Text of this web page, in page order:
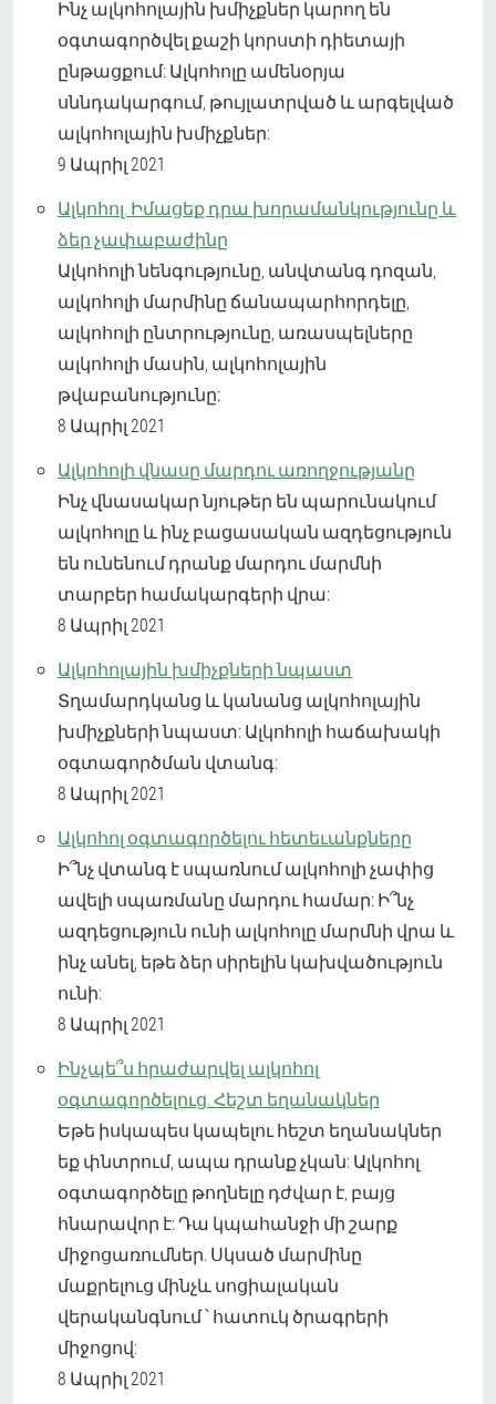
Ինչ ալկոհոլային խմիչքներ կարող են
օգտագործվել քաշի կորստի դիետայի
ընթացքում: Ալկոհոլը ամենօրյա
սննդակարգում, թույլատրված և արգելված
ալկոհոլային խմիչքներ:
9 Ապրիլ 2021
Ալկոհոլ. Իմացեք դրա խորամանկությունը և
ձեր չափաբաժինը
Ալկոհոլի նենգությունը, անվտանգ դոզան,
ալկոհոլի մարմինը ճանապարհորդելը,
ալկոհոլի ընտրությունը, առասպելները
ալկոհոլի մասին, ալկոհոլային
թվաբանությունը:
8 Ապրիլ 2021
Ալկոհոլի վնասը մարդու առողջությանը
Ինչ վնասակար նյութեր են պարունակում
ալկոհոլը և ինչ բացասական ազդեցություն
են ունենում դրանք մարդու մարմնի
տարբեր համակարգերի վրա:
8 Ապրիլ 2021
Ալկոհոլային խմիչքների նպաստ
Տղամարդկանց և կանանց ալկոհոլային
խմիչքների նպաստ: Ալկոհոլի հաճախակի
օգտագործման վտանգ:
8 Ապրիլ 2021
Ալկոհոլ օգտագործելու հետեւանքները
Ի՞նչ վտանգ է սպառնում ալկոհոլի չափից
ավելի սպառմանը մարդու համար: Ի՞նչ
ազդեցություն ունի ալկոհոլը մարմնի վրա և
ինչ անել, եթե ձեր սիրելին կախվածություն
ունի:
8 Ապրիլ 2021
Ինչպե՞ս հրաժարվել ալկոհոլ
օգտագործելուց. Հեշտ եղանակներ
Եթե ​​իսկապես կապելու հեշտ եղանակներ
եք փնտրում, ապա դրանք չկան: Ալկոհոլ
օգտագործելը թողնելը դժվար է, բայց
հնարավոր է: Դա կպահանջի մի շարք
միջոցառումներ. Սկսած մարմինը
մաքրելուց մինչև սոցիալական
վերականգնում ՝ հատուկ ծրագրերի
միջոցով:
8 Ապրիլ 2021